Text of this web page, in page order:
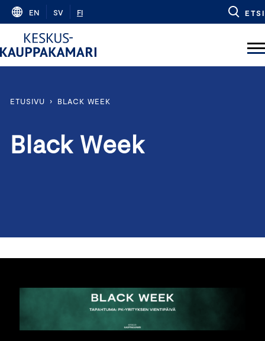
Skip
content
EN SV FI ETSI
ETUSIVU › BLACK WEEK
Black Week